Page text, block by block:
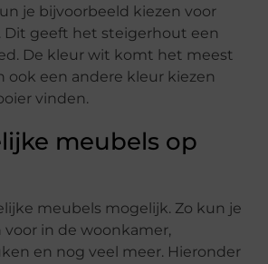
je bijvoorbeeld kiezen voor
Dit geeft het steigerhout een
De kleur wit komt het meest
ook een andere kleur kiezen
vinden.
meubels op
meubels mogelijk. Zo kun je
in de woonkamer,
en nog veel meer. Hieronder